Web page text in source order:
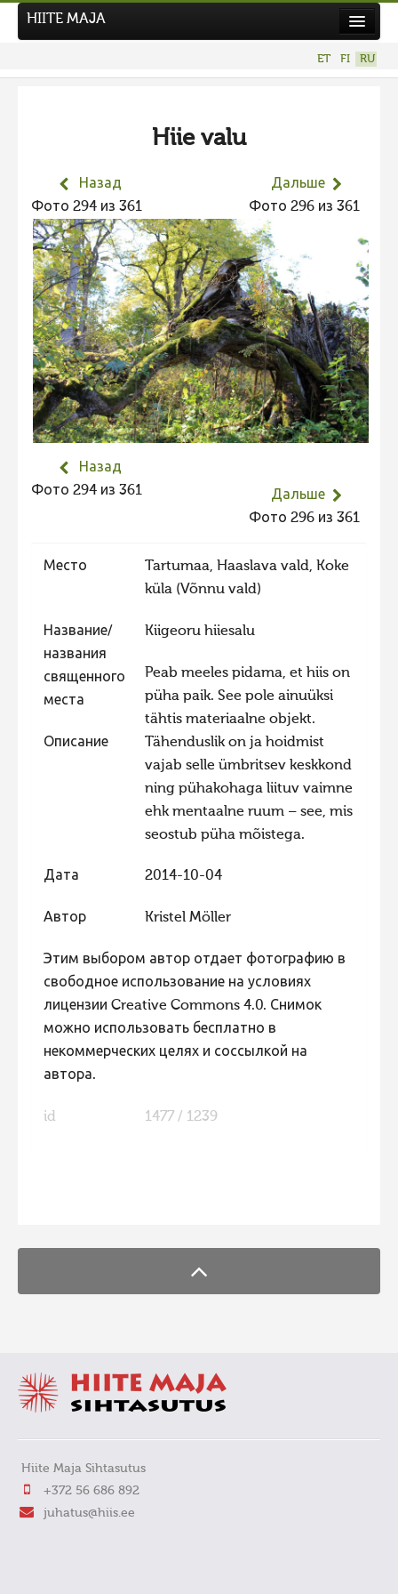
Hiite kuvavõistlus 2026
Фотоконкурс 2025
Не учитываются 2025
Видео 2025
Фотоконкурс 2024
Не учитываются 2024
Видео 2024
Фотоконкурс 2023
Не учитываются 2023
Фотоконкурс 2021
Фотоконкурс 2020
Фотоконкурс 2019
Фотоконкурс 2017
Фотоконкурс 2016
Фотоконкурс 2013
Фотоконкурс 2012
Фотоконкурс 2010
Фотоконкурс 2009
HIITE MAJA
ET FI RU
Hiie valu
Назад
Фото 294 из 361
Дальше
Фото 296 из 361
Назад
Фото 294 из 361
Дальше
Фото 296 из 361
Место
Tartumaa, Haaslava vald, Koke
küla (Võnnu vald)
Название/
названия
священного
места
Kiigeoru hiiesalu
Описание
Peab meeles pidama, et hiis on
püha paik. See pole ainuüksi
tähtis materiaalne objekt.
Tähenduslik on ja hoidmist
vajab selle ümbritsev keskkond
ning pühakohaga liituv vaimne
ehk mentaalne ruum – see, mis
seostub püha mõistega.
Дата 2014-10-04
Автор Kristel Möller
Этим выбором автор отдает фотографию в
свободное использование на условиях
лицензии Creative Commons 4.0. Снимок
можно использовать бесплатно в
некоммерческих целях и соссылкой на
автора.
id 1477 / 1239
Hiite Maja Sihtasutus
+372 56 686 892
juhatus@hiis.ee